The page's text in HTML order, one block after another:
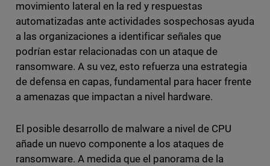
movimiento lateral en la red y respuestas
automatizadas ante actividades sospechosas ayuda
a las organizaciones a identificar señales que
podrían estar relacionadas con un ataque de
ransomware. A su vez, esto refuerza una estrategia
de defensa en capas, fundamental para hacer frente
a amenazas que impactan a nivel hardware.
El posible desarrollo de malware a nivel de CPU
añade un nuevo componente a los ataques de
ransomware. A medida que el panorama de la